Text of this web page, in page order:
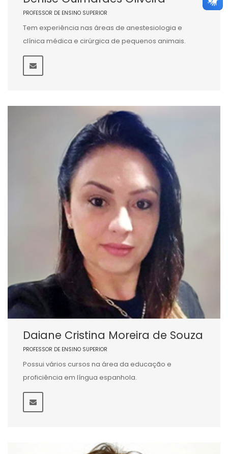
PROFESSOR DE ENSINO SUPERIOR
Tem experiência nas áreas de anestesiologia e
clínica médica e cirúrgica de pequenos animais.
Daiane Cristina Moreira de Souza
PROFESSOR DE ENSINO SUPERIOR
Possui vários cursos na área da educação e
proficiência em língua espanhola.